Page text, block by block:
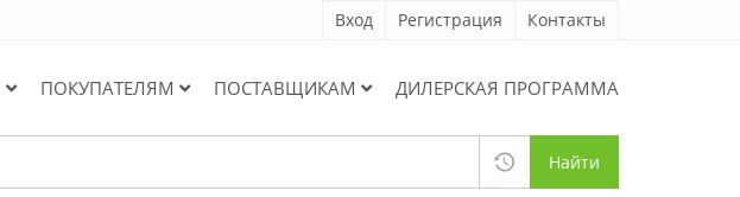
Вход Регистрация Контакты
ПОКУПАТЕЛЯМ ПОСТАВЩИКАМ ДИЛЕРСКАЯ ПРОГРАММА
Найти